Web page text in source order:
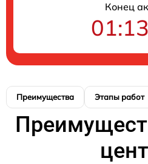
Конец
Преимущества Этапы работ